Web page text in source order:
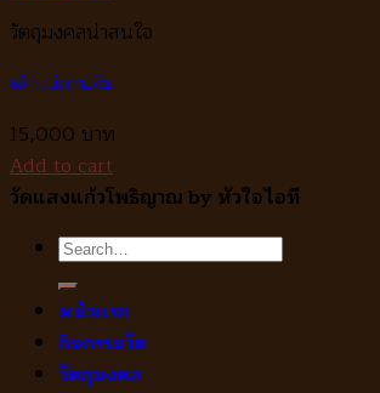
วัตถุมงคลน่าสนใจ
เจ้าแม่กวนอิม
15,000
Add to cart
วัดแสงแก้วโพธิญาณ by หัวใจไอที
Search
for:
หน้าแรก
กิจกรรมวัด
วัตถุมงคล